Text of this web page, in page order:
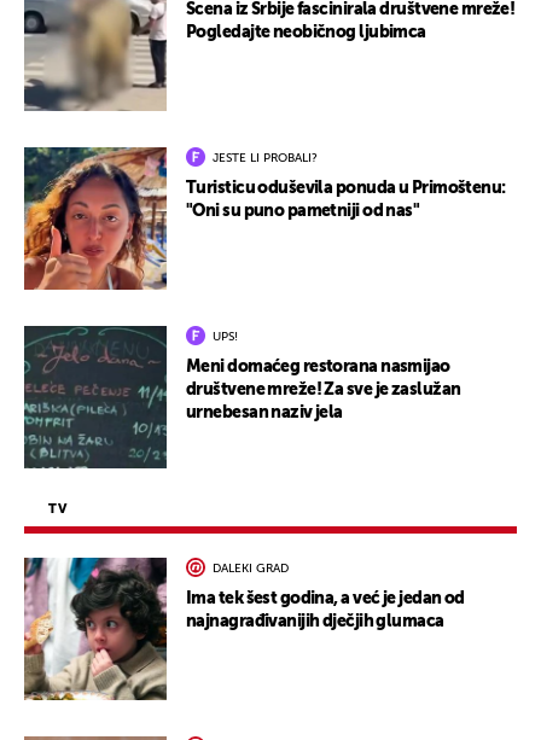
Scena iz Srbije fascinirala društvene mreže!
Pogledajte neobičnog ljubimca
JESTE LI PROBALI?
Turisticu oduševila ponuda u Primoštenu:
"Oni su puno pametniji od nas"
UPS!
Meni domaćeg restorana nasmijao
društvene mreže! Za sve je zaslužan
urnebesan naziv jela
TV
DALEKI GRAD
Ima tek šest godina, a već je jedan od
najnagrađivanijih dječjih glumaca